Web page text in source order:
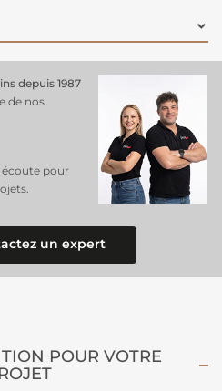
textiles moelleux et des éléments
ajoute une touche de
fans de Disney et les amoureux des
depuis 1987
de nos
écoute pour
un expert
POUR VOTRE